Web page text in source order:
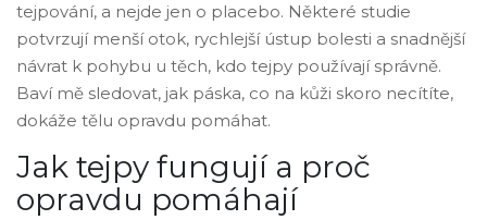
tejpování, a nejde jen o placebo. Některé studie
potvrzují menší otok, rychlejší ústup bolesti a snadnější
návrat k pohybu u těch, kdo tejpy používají správně.
Baví mě sledovat, jak páska, co na kůži skoro necítíte,
dokáže tělu opravdu pomáhat.
Jak tejpy fungují a proč
opravdu pomáhají